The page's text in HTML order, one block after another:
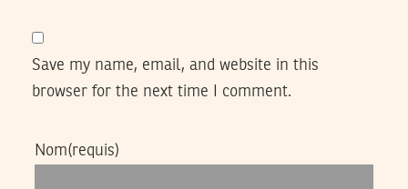
Save my name, email, and website in this
browser for the next time I comment.
Nom(requis)